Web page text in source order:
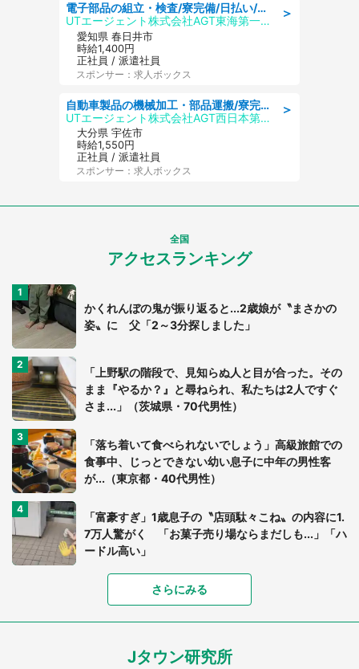
＞
電子部品の組立・検査/寮完備/日払い/工場・製造
UTエージェント株式会社AGT東海第一CU
愛知県 春日井市
時給1,400円
正社員 / 派遣社員
スポンサー：求人ボックス
＞
自動車製品の機械加工・部品運搬/寮完備/日払い/工場・製造
UTエージェント株式会社AGT西日本第二CU
大分県 宇佐市
時給1,550円
正社員 / 派遣社員
スポンサー：求人ボックス
全国
アクセスランキング
かくれんぼの鬼が振り返ると...2歳娘が〝まさかの
姿〟に 父「2～3分探しました」
「上野駅の階段で、見知らぬ人と目が合った。その
まま『やるか？』と尋ねられ、私たちは2人ですぐ
さま...」（茨城県・70代男性）
「落ち着いて食べられないでしょう」高級旅館での
食事中、じっとできない幼い息子に中年の男性客
が...（東京都・40代男性）
「富豪すぎ」1歳息子の〝店頭駄々こね〟の内容に1.
7万人驚がく 「お菓子売り場ならまだしも...」「ハ
ードル高い」
あまりにも四角すぎる猫、激写される 「これもう
家に〝デカい蛾〟が居座り続けて3日間...ビビり続
さらにみる
Jタウン研究所